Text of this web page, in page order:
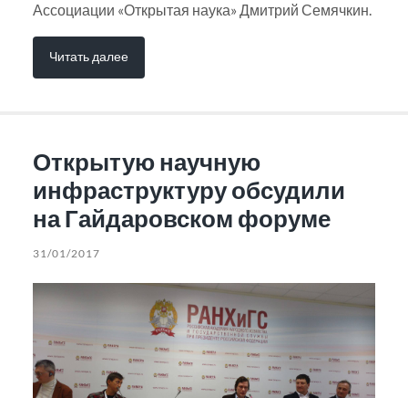
Ассоциации «Открытая наука» Дмитрий Семячкин.
Читать далее
Открытую научную
инфраструктуру обсудили
на Гайдаровском форуме
31/01/2017